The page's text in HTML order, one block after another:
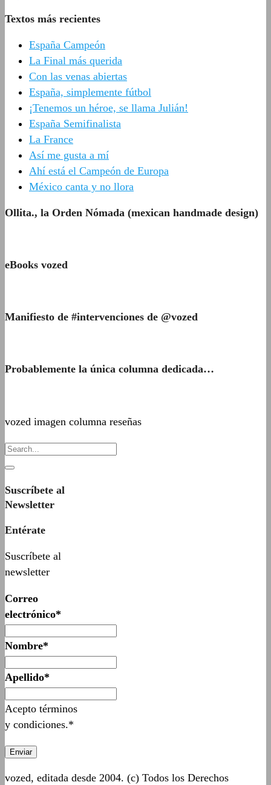
Textos más recientes
España Campeón
La Final más querida
Con las venas abiertas
España, simplemente fútbol
¡Tenemos un héroe, se llama Julián!
España Semifinalista
La France
Así me gusta a mí
Ahí está el Campeón de Europa
México canta y no llora
Ollita., la Orden Nómada (mexican handmade design)
eBooks vozed
Manifiesto de #intervenciones de @vozed
Probablemente la única columna dedicada…
vozed imagen columna reseñas
Suscríbete al
Newsletter
Entérate
Suscríbete al
newsletter
Correo
electrónico*
Nombre*
Apellido*
Acepto términos
y condiciones.*
vozed, editada desde 2004. (c) Todos los Derechos